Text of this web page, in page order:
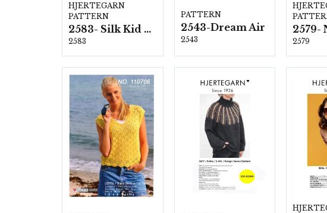
HJERTEGARN
PATTERN
2583- Silk Kid Mohair
2583
PATTERN
2543-Dream Air
2543 2579